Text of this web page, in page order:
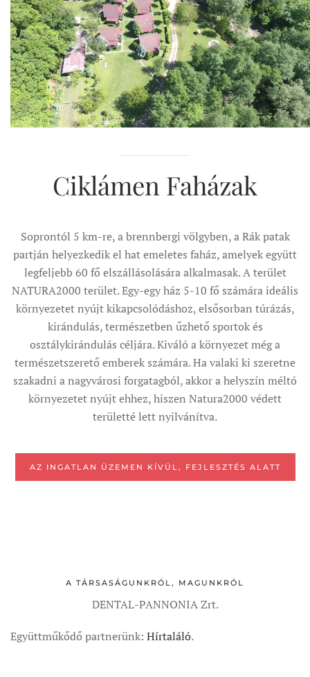
Ciklámen Faházak
Soprontól 5 km-re, a brennbergi völgyben, a Rák patak
partján helyezkedik el hat emeletes faház, amelyek együtt
legfeljebb 60 fő elszállásolására alkalmasak. A terület
NATURA2000 terület. Egy-egy ház 5-10 fő számára ideális
környezetet nyújt kikapcsolódáshoz, elsősorban túrázás,
kirándulás, természetben űzhető sportok és
osztálykirándulás céljára. Kiváló a környezet még a
természetszerető emberek számára. Ha valaki ki szeretne
szakadni a nagyvárosi forgatagból, akkor a helyszín méltó
környezetet nyújt ehhez, hiszen Natura2000 védett
területté lett nyilvánítva.
AZ INGATLAN ÜZEMEN KÍVÜL, FEJLESZTÉS ALATT
A TÁRSASÁGUNKRÓL, MAGUNKRÓL
DENTAL-PANNONIA Zrt.
Együttműkődő partnerünk: Hírtaláló.